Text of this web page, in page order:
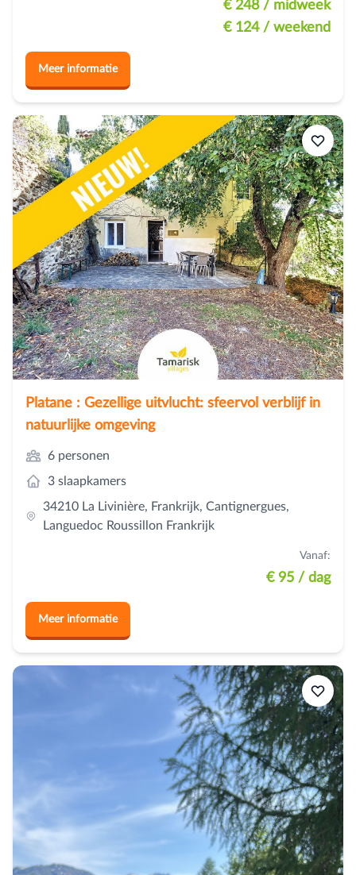
€ 248/ midweek
€ 124/ weekend
Meer informatie
Platane : Gezellige uitvlucht: sfeervol verblijf in
natuurlijke omgeving
6 personen
3 slaapkamers
34210 La Livinière, Frankrijk, Cantignergues,
Languedoc Roussillon Frankrijk
Vanaf:
€ 95 / dag
Meer informatie